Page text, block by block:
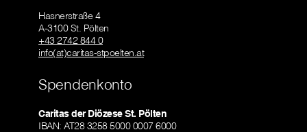
Hasnerstraße 4
A-3100 St. Pölten
+43 2742 844 0
info(at)caritas-stpoelten.at
Spendenkonto
Caritas der Diözese St. Pölten
IBAN: AT28 3258 5000 0007 6000